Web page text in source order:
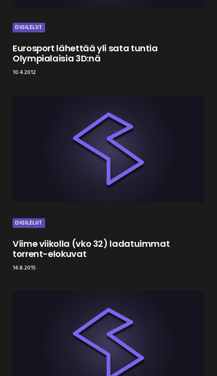
DIGILELUT
Eurosport lähettää yli sata tuntia
Olympialaisia 3D:nä
10.4.2012
DIGILELUT
Viime viikolla (vko 32) ladatuimmat
torrent-elokuvat
14.8.2015